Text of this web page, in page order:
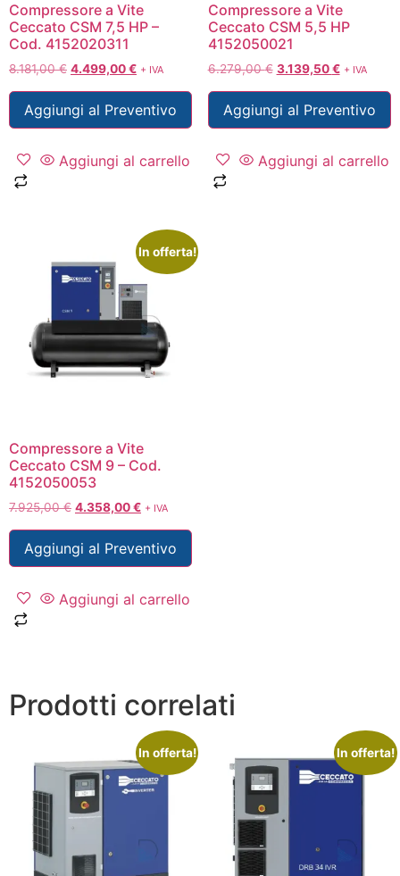
Compressore a Vite
Ceccato CSM 7,5 HP –
Cod. 4152020311
8.181,00€ 4.499,00€ + IVA
Aggiungi al Preventivo
Aggiungi al carrello
Compressore a Vite
Ceccato CSM 5,5 HP
4152050021
6.279,00€ 3.139,50€ + IVA
Aggiungi al Preventivo
Aggiungi al carrello
In offerta!
Compressore a Vite
Ceccato CSM 9 – Cod.
4152050053
7.925,00€ 4.358,00€ + IVA
Aggiungi al Preventivo
Aggiungi al carrello
Prodotti correlati
In offerta! In offerta!